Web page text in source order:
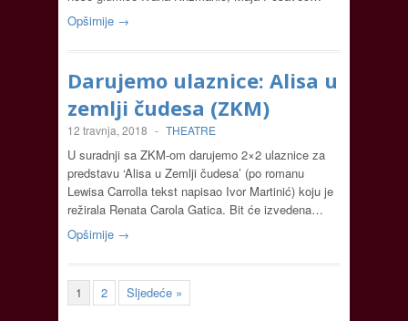
Opširnije →
Darujemo ulaznice: Alisa u
zemlji čudesa (ZKM)
12 travnja, 2018 - THEATRE
U suradnji sa ZKM-om darujemo 2×2 ulaznice za
predstavu ‘Alisa u Zemlji čudesa’ (po romanu
Lewisa Carrolla tekst napisao Ivor Martinić) koju je
režirala Renata Carola Gatica. Bit će izvedena…
Opširnije →
1 2 Sljedeće »